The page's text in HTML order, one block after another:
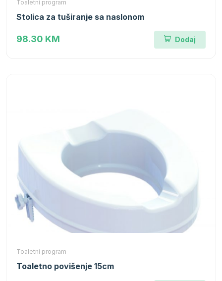
Toaletni program
Stolica za tuširanje sa naslonom
98.30 KM Dodaj
Toaletni program
Toaletno povišenje 15cm